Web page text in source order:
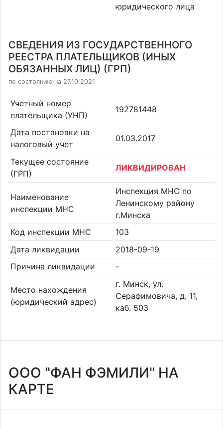
юридического лица
СВЕДЕНИЯ ИЗ ГОСУДАРСТВЕННОГО
РЕЕСТРА ПЛАТЕЛЬЩИКОВ (ИНЫХ
ОБЯЗАННЫХ ЛИЦ) (ГРП)
по состоянию на 27.10.2021
Учетный номер
плательщика (УНП)
192781448
Дата постановки на
налоговый учет
01.03.2017
Текущее состояние
(ГРП)
ЛИКВИДИРОВАН
Наименование
инспекции МНС
Инспекция МНС по
Ленинскому району
г.Минска
Код инспекции МНС
103
Дата ликвидации
2018-09-19
Причина ликвидации
-
Место нахождения
(юридический адрес)
г. Минск, ул.
Серафимовича, д. 11,
каб. 503
ООО "ФАН ФЭМИЛИ" НА
КАРТЕ